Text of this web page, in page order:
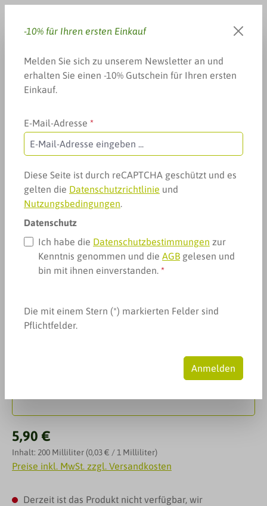
Du hast 0 Produkte auf dem
Warenkorb
Arzneimittel & mehr
Überbelastung, Stress
Kneipp Aroma-Pflegedusche
Stressfrei
Regulärer Preis:
5,90 €
Inhalt: 200 Milliliter (0,03 € / 1 Milliliter)
Preise inkl. MwSt. zzgl. Versandkosten
Derzeit ist das Produkt nicht verfügbar, wir
-10% für Ihren ersten Einkauf
Melden Sie sich zu unserem Newsletter an und
erhalten Sie einen -10% Gutschein für Ihren ersten
Einkauf.
E-Mail-Adresse *
Diese Seite ist durch reCAPTCHA geschützt und es
gelten die Datenschutzrichtlinie und
Nutzungsbedingungen.
Datenschutz
Ich habe die Datenschutzbestimmungen zur
Kenntnis genommen und die AGB gelesen und
bin mit ihnen einverstanden. *
Die mit einem Stern (*) markierten Felder sind
Pflichtfelder.
Anmelden